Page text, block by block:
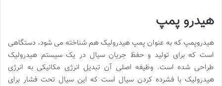
هیدرو پمپ
هیدروپمپ که به عنوان پمپ هیدرولیک هم شناخته می شود، دستگاهی
است که برای تولید و حفظ جریان سیال در یک سیستم هیدرولیک
طراحی شده است. وظیفه اصلی آن تبدیل انرژی مکانیکی به انرژی
هیدرولیک با فشرده کردن سیال است که این سیال تحت فشار برای